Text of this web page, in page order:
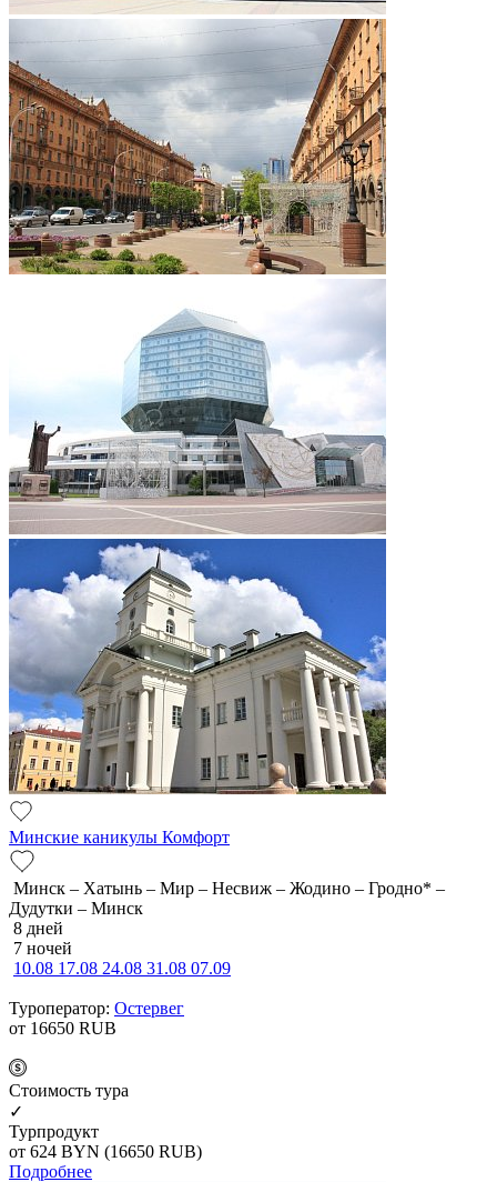
Минские каникулы Комфорт
Минск – Хатынь – Мир – Несвиж – Жодино – Гродно* –
Дудутки – Минск
8 дней
7 ночей
10.08 17.08 24.08 31.08 07.09
Туроператор: Остервег
от 16650 RUB
Cтоимость тура
✓
Турпродукт
от 624 BYN (16650 RUB)
Подробнее